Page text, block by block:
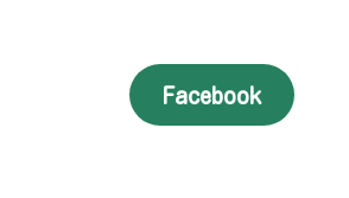
Facebook
Facebook